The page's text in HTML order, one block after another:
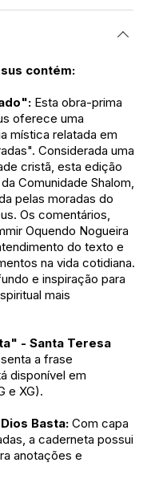
contém:
Esta obra-prima
oferece uma
mística relatada em
Considerada uma
cristã, esta edição
Comunidade Shalom,
pelas moradas do
Os comentários,
Oquendo Nogueira
do texto e
na vida cotidiana.
e inspiração para
mais
- Santa Teresa
a frase
disponível em
e XG).
Basta: Com capa
a caderneta possui
anotações e